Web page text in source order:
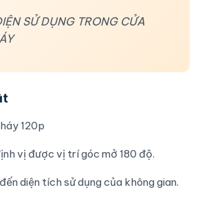
SỬ DỤNG TRONG CỬA
120p
vị được vị trí góc mở 180 độ.
diện tích sử dụng của không gian.